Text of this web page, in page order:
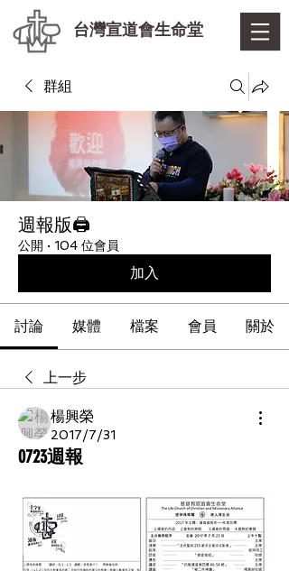
台灣宣道會生命堂
群組
週報版🖨
公開 · 104 位會員
加入
討論 媒體 檔案 會員 關於
上一步
楊興榮
2017/7/31
0723週報